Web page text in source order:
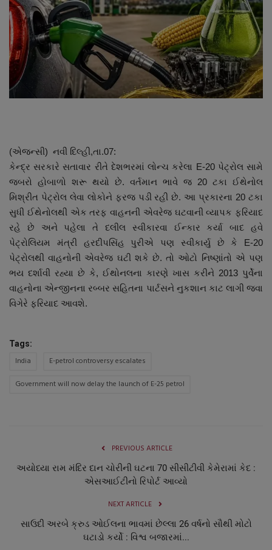
About Author
Contact
Dipotsav Special
આંતરરાષ્ટ્રીય
ગુજરાત
જુનાગઢ
Support US
બજારના સમાચાર
નાણાંકીય સમાચાર
સ્પોર્ટ્સ
રાશિફળ
સ્વાસ્થ્ય
(એજન્સી) નવી દિલ્હી,તા.07:
કેન્દ્ર સરકારે સતાવાર રીતે દેશભરમાં લોન્ચ કરેલા E-20 પેટ્રોલ સામે
જબરો હોબાળો શરૂ થયો છે. વર્તમાન ભાવે જ 20 ટકા ઈથેનોલ
મિશ્રીત પેટ્રોલ લેવા લોકોને ફરજ પડી રહી છે. આ પ્રકારના 20 ટકા
સુધી ઈથેનોલથી એક તરફ વાહનની એવરેજ ઘટવાની વ્યાપક ફરિયાદ
રહે છે અને પહેલા તે દલીલ સ્વીકારવા ઈન્કાર કર્યા બાદ હવે
પેટ્રોલિયમ મંત્રી હરદીપસિંહ પુરીએ પણ સ્વીકાર્યુ છે કે E-20
પેટ્રોલથી વાહનોની એવરેજ ઘટી શકે છે. તો ઓટો નિષ્ણાંતો એ પણ
ભય દર્શાવી રહ્યા છે કે, ઈથોનલના કારણે ખાસ કરીને 2013 પુર્વેના
વાહનોના એન્જીનના રબ્બર સહિતના પાર્ટસને નુકશાન કાટ લાગી જવા
વિગેરે ફરિયાદ આવશે.
Tags:
India
E-petrol controversy escalates
Government will now delay the launch of E-25 petrol
PREVIOUS ARTICLE
અયોધ્યા રામ મંદિર દાન ચોરીની ઘટના 70 સીસીટીવી કેમેરામાં કેદ :
એસઆઈટીનો રિપોર્ટ આવ્યો
NEXT ARTICLE
સાઉદી અરબે ક્રુડ ઓઈલના ભાવમાં છેલ્લા 26 વર્ષનો સૌથી મોટો
ઘટાડો કર્યો : વિશ્વ બજારમાં...